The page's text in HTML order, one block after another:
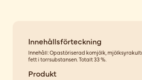
Innehållsförteckning
Innehåll: Opastöriserad komjölk,
fett i torrsubstansen. Totalt 33 %.
Produkt